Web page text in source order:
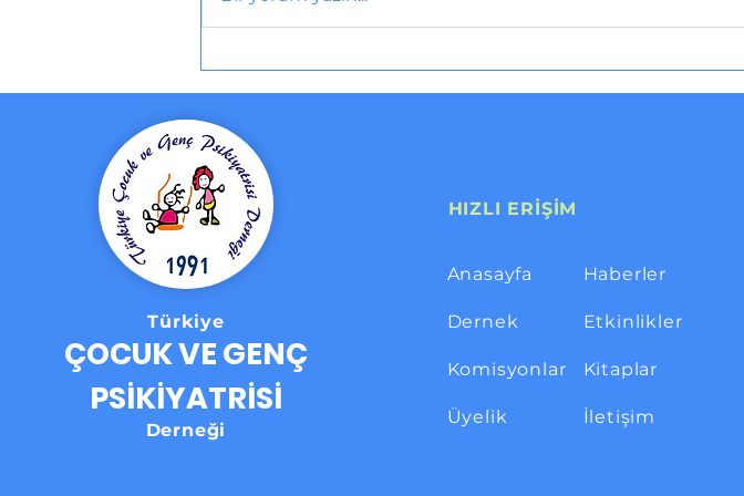
ÇOCUK VE GENÇ
PSİKİYATRİSİ
Derneği
Türkiye
HIZLI ERİŞİM
Anasayfa
Dernek
Komisyonlar
Üyelik
Haberler
Etkinlikler
Kitaplar
İletişim